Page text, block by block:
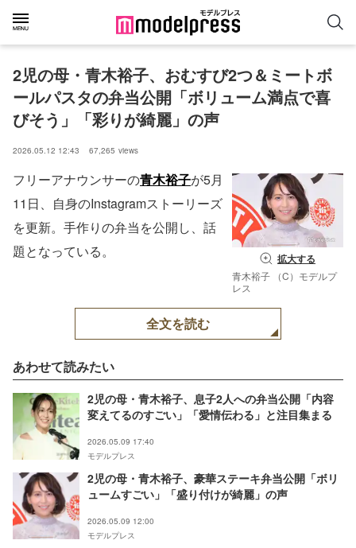
2児の母・青木裕子、おむすび2つ＆ミートボ
ールパスタの弁当公開「ボリューム満点で喜
びそう」「彩りが綺麗」の声
2026.05.12 12:43 67,265 views
拡大する
青木裕子 （C）モデルプ
レス
フリーアナウンサーの青木裕子が5月
11日、自身のInstagramストーリーズ
を更新。手作りの弁当を公開し、話
題となっている。
全文を読む
あわせて読みたい
2児の母・青木裕子、息子2人への弁当公開「内容
変えてるのすごい」「愛情伝わる」と注目集まる
2026.05.09 17:40
モデルプレス
2児の母・青木裕子、豪華ステーキ弁当公開「ボリ
ュームすごい」「盛り付けが綺麗」の声
2026.05.09 12:00
モデルプレス